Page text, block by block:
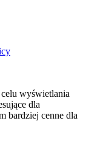
wyświetlania
dla
bardziej cenne dla